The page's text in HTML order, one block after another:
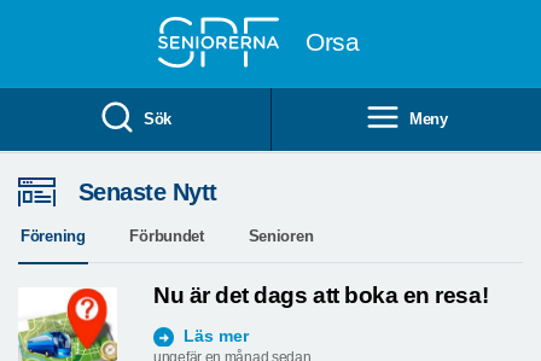
Orsa
Sök Meny
BOULE PÅ ONSDAGAR
Senaste Nytt
Förening Förbundet Senioren
Nu är det dags att boka en resa!
Läs mer